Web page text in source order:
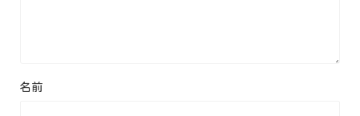
名前